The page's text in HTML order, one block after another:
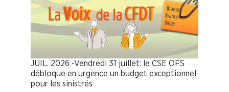
JUIL. 2026 -Vendredi 31 juillet: le CSE OFS
débloque en urgence un budget exceptionnel
pour les sinistrés